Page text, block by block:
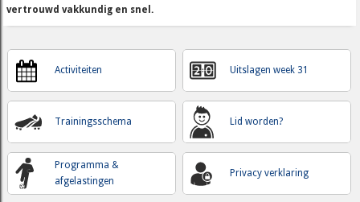
vertrouwd vakkundig en snel.
Activiteiten
Trainingsschema
Programma &
afgelastingen
Uitslagen week 31
Lid worden?
Privacy verklaring